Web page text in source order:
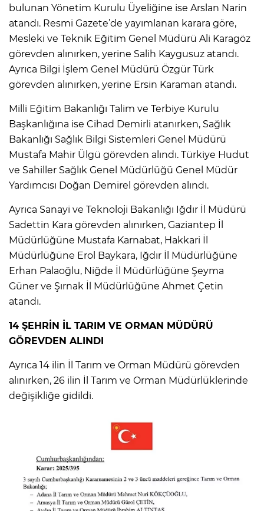
bulunan Yönetim Kurulu Üyeliğine ise Arslan Narin
atandı. Resmi Gazete’de yayımlanan karara göre,
Mesleki ve Teknik Eğitim Genel Müdürü Ali Karagöz
görevden alınırken, yerine Salih Kaygusuz atandı.
Ayrıca Bilgi İşlem Genel Müdürü Özgür Türk
görevden alınırken, yerine Ersin Karaman atandı.
Milli Eğitim Bakanlığı Talim ve Terbiye Kurulu
Başkanlığına ise Cihad Demirli atanırken, Sağlık
Bakanlığı Sağlık Bilgi Sistemleri Genel Müdürü
Mustafa Mahir Ülgü görevden alındı. Türkiye Hudut
ve Sahiller Sağlık Genel Müdürlüğü Genel Müdür
Yardımcısı Doğan Demirel görevden alındı.
Ayrıca Sanayi ve Teknoloji Bakanlığı Iğdır İl Müdürü
Sadettin Kara görevden alınırken, Gaziantep İl
Müdürlüğüne Mustafa Karnabat, Hakkari İl
Müdürlüğüne Erol Baykara, Iğdır İl Müdürlüğüne
Erhan Palaoğlu, Niğde İl Müdürlüğüne Şeyma
Güner ve Şırnak İl Müdürlüğüne Ahmet Çetin
atandı.
14 ŞEHRİN İL TARIM VE ORMAN MÜDÜRÜ
GÖREVDEN ALINDI
Ayrıca 14 ilin İl Tarım ve Orman Müdürü görevden
alınırken, 26 ilin İl Tarım ve Orman Müdürlüklerinde
değişikliğe gidildi.